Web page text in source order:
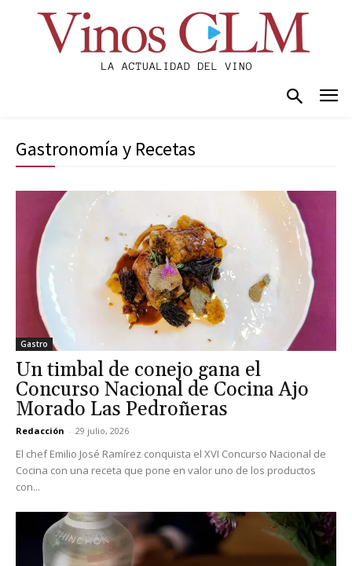
Gastronomía y Recetas
Gastro
Un timbal de conejo gana el
Concurso Nacional de Cocina Ajo
Morado Las Pedroñeras
Redacción - 29 julio, 2026
El chef Emilio José Ramírez conquista el XVI Concurso Nacional de
Cocina con una receta que pone en valor uno de los productos
con...